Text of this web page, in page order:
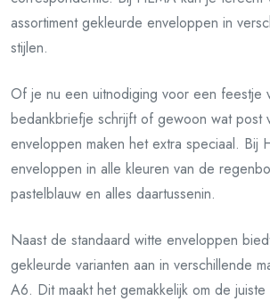
assortiment gekleurde enveloppen in
stijlen.
Of je nu een uitnodiging voor een feestje
bedankbriefje schrijft of gewoon wat post
enveloppen maken het extra speciaal. Bij
enveloppen in alle kleuren van de
pastelblauw en alles daartussenin.
Naast de standaard witte enveloppen
gekleurde varianten aan in verschillende
A6. Dit maakt het gemakkelijk om de